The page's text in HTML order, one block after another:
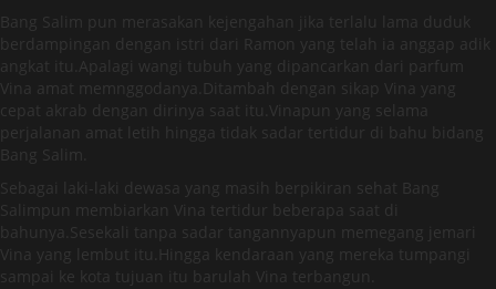
Bang Salim pun merasakan kejengahan jika terlalu lama duduk
berdampingan dengan istri dari Ramon yang telah ia anggap adik
angkat itu.Apalagi wangi tubuh yang dipancarkan dari parfum
Vina amat memnggodanya.Ditambah dengan sikap Vina yang
cepat akrab dengan dirinya saat itu.Vinapun yang selama
perjalanan amat letih hingga tidak sadar tertidur di bahu bidang
Bang Salim.
Sebagai laki-laki dewasa yang masih berpikiran sehat Bang
Salimpun membiarkan Vina tertidur beberapa saat di
bahunya.Sesekali tanpa sadar tangannyapun memegang jemari
Vina yang lembut itu.Hingga kendaraan yang mereka tumpangi
sampai ke kota tujuan itu barulah Vina terbangun.